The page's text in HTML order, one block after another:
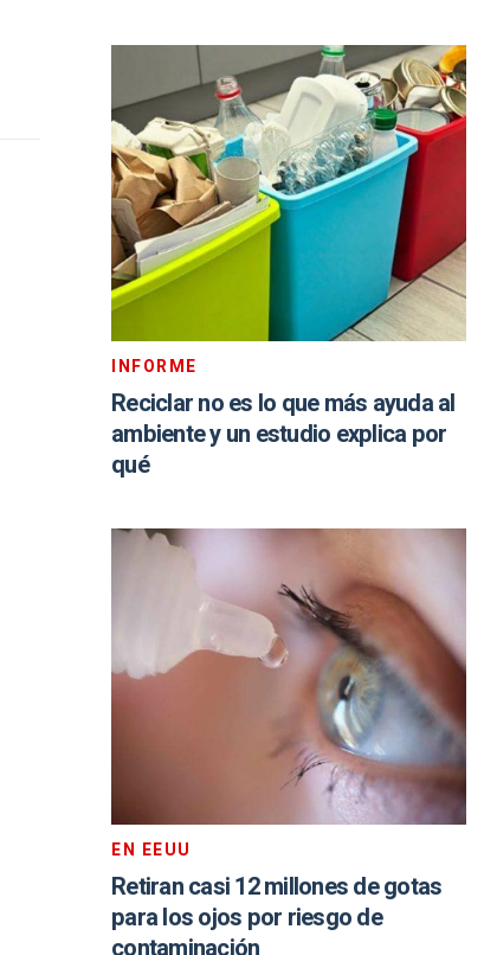
INFORME
Reciclar no es lo que más ayuda al
ambiente y un estudio explica por
qué
EN EEUU
Retiran casi 12 millones de gotas
para los ojos por riesgo de